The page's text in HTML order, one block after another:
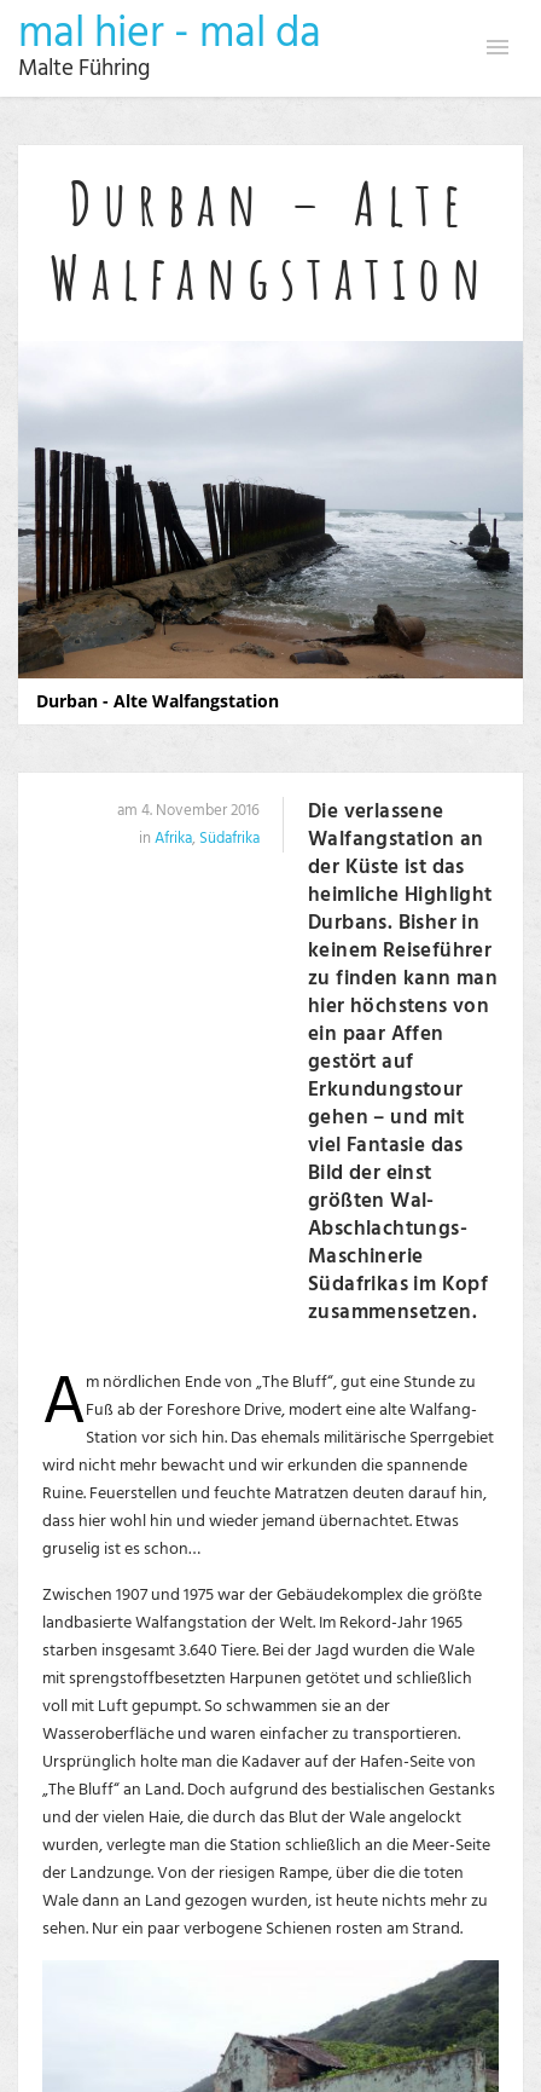
mal hier - mal da
Malte Führing
Durban – Alte
Walfangstation
Durban - Alte Walfangstation
am 4. November 2016
inAfrika, Südafrika
Die verlassene
Walfangstation an
der Küste ist das
heimliche Highlight
Durbans. Bisher in
keinem Reiseführer
zu finden kann man
hier höchstens von
ein paar Affen
gestört auf
Erkundungstour
gehen – und mit
viel Fantasie das
Bild der einst
größten Wal-
Abschlachtungs-
Maschinerie
Südafrikas im Kopf
zusammensetzen.
Am nördlichen Ende von „The Bluff“, gut eine Stunde zu
Fuß ab der Foreshore Drive, modert eine alte Walfang-
Station vor sich hin. Das ehemals militärische Sperrgebiet
wird nicht mehr bewacht und wir erkunden die spannende
Ruine. Feuerstellen und feuchte Matratzen deuten darauf hin,
dass hier wohl hin und wieder jemand übernachtet. Etwas
gruselig ist es schon…
Zwischen 1907 und 1975 war der Gebäudekomplex die größte
landbasierte Walfangstation der Welt. Im Rekord-Jahr 1965
starben insgesamt 3.640 Tiere. Bei der Jagd wurden die Wale
mit sprengstoffbesetzten Harpunen getötet und schließlich
voll mit Luft gepumpt. So schwammen sie an der
Wasseroberfläche und waren einfacher zu transportieren.
Ursprünglich holte man die Kadaver auf der Hafen-Seite von
„The Bluff“ an Land. Doch aufgrund des bestialischen Gestanks
und der vielen Haie, die durch das Blut der Wale angelockt
wurden, verlegte man die Station schließlich an die Meer-Seite
der Landzunge. Von der riesigen Rampe, über die die toten
Wale dann an Land gezogen wurden, ist heute nichts mehr zu
sehen. Nur ein paar verbogene Schienen rosten am Strand.